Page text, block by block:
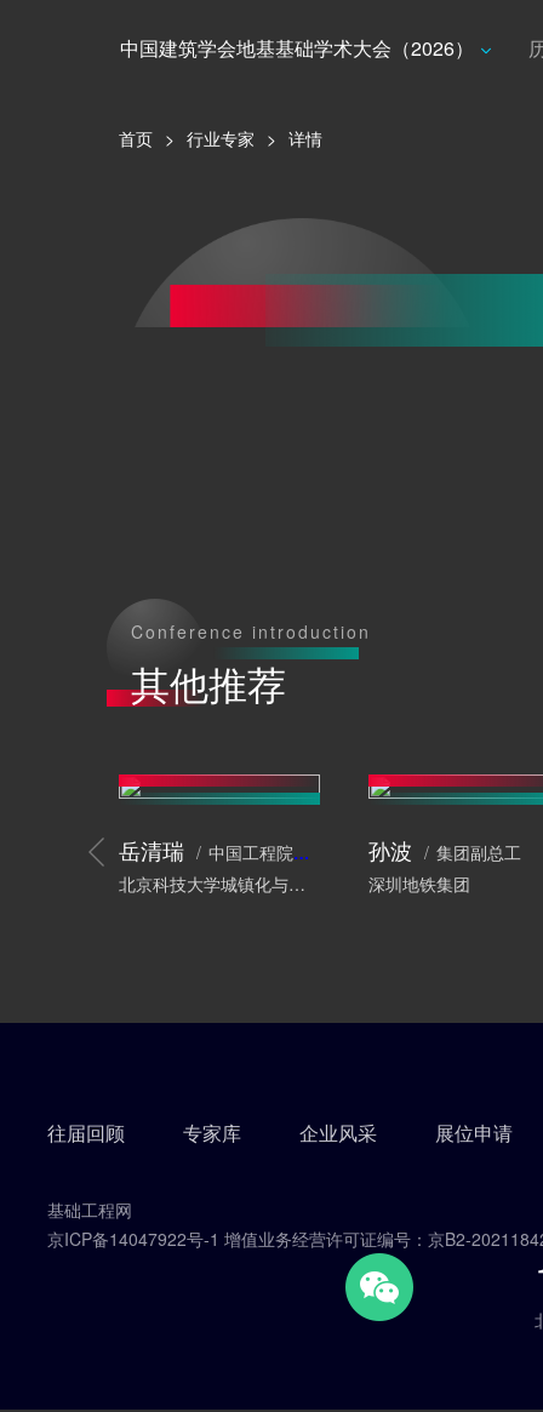
中国建筑学会地基基础学术大会（2026）
首页 > 行业专家 > 详情
Conference introduction
其他推荐
岳清瑞
中国工程院院士、工程结构专家
北京科技大学城镇化与城市安全研究院
孙波
集团副总工
深圳地铁集团
往届回顾 专家库 企业风采 展位申请
基础工程网
京ICP备14047922号-1 增值业务经营许可证编号：京B2-